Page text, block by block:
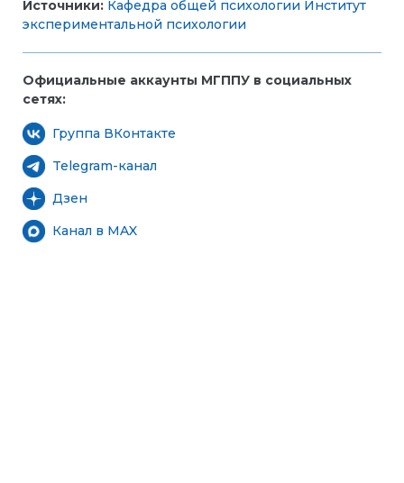
Источники: Кафедра общей психологии Институт
экспериментальной психологии
Официальные аккаунты МГППУ в социальных
сетях:
Группа ВКонтакте
Telegram-канал
Дзен
Канал в MAX